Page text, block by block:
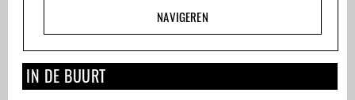
NAVIGEREN
IN DE BUURT